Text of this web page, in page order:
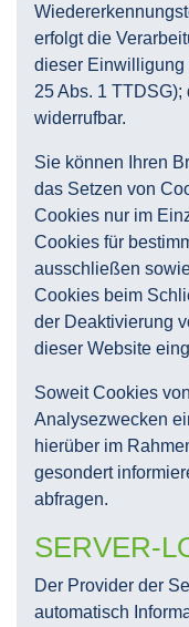
erfolgt die
dieser Einwilligung
25 Abs. 1
widerrufbar.
Sie können Ihren
das Setzen von
Cookies nur im
Cookies für
ausschließen
Cookies beim
der Deaktivierung
dieser Website
Soweit Cookies
Analysezwecken
hierüber im
gesondert
abfragen.
SERVER-
Der Provider der
automatisch